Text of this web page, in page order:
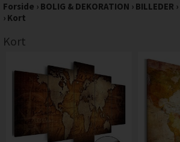
Forside › BOLIG & DEKORATION › BILLEDER ›
› Kort
Kort